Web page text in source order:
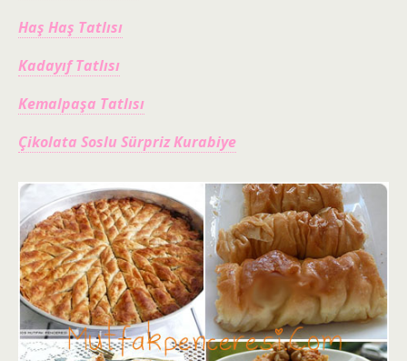
Haş Haş Tatlısı
Kadayıf Tatlısı
Kemalpaşa Tatlısı
Çikolata Soslu Sürpriz Kurabiye